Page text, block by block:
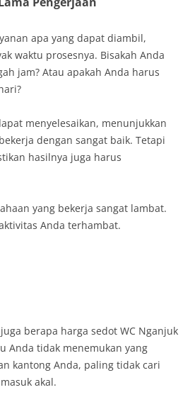
apa yang dapat diambil,
waktu prosesnya. Bisakah Anda
jam? Atau apakah Anda harus
menyelesaikan, menunjukkan
dengan sangat baik. Tetapi
hasilnya juga harus
yang bekerja sangat lambat.
Anda terhambat.
berapa harga sedot WC Nganjuk
Anda tidak menemukan yang
kantong Anda, paling tidak cari
akal.